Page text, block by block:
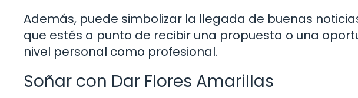
Además, puede simbolizar la llegada de buenas
que estés a punto de recibir una propuesta o una
nivel personal como profesional.
Soñar con Dar Flores Amarillas